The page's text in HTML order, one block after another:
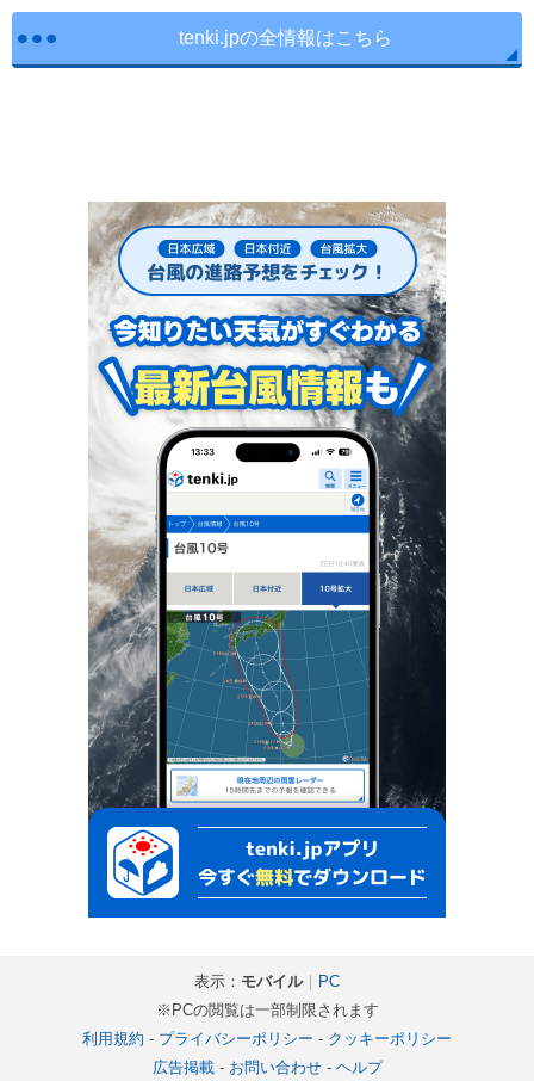
tenki.jpの全情報はこちら
表示： モバイル｜ PC
※PCの閲覧は一部制限されます
利用規約 - プライバシーポリシー - クッキーポリシー
広告掲載- お問い合わせ- ヘルプ